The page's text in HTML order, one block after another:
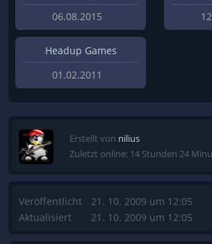
06.08.2015
Headup Games
01.02.2011
Erstellt von nilius
Zuletzt online: 14 Stunden 24
Veröffentlicht
Aktualisiert
21. 10. 2009 um 12:05
21. 10. 2009 um 12:05